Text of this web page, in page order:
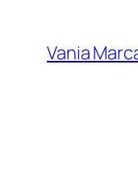
contenu
Vania